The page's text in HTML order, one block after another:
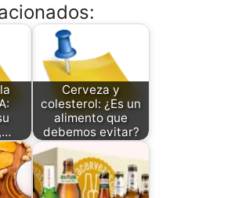
Cerveza y
colesterol: ¿Es un
alimento que
debemos evitar?